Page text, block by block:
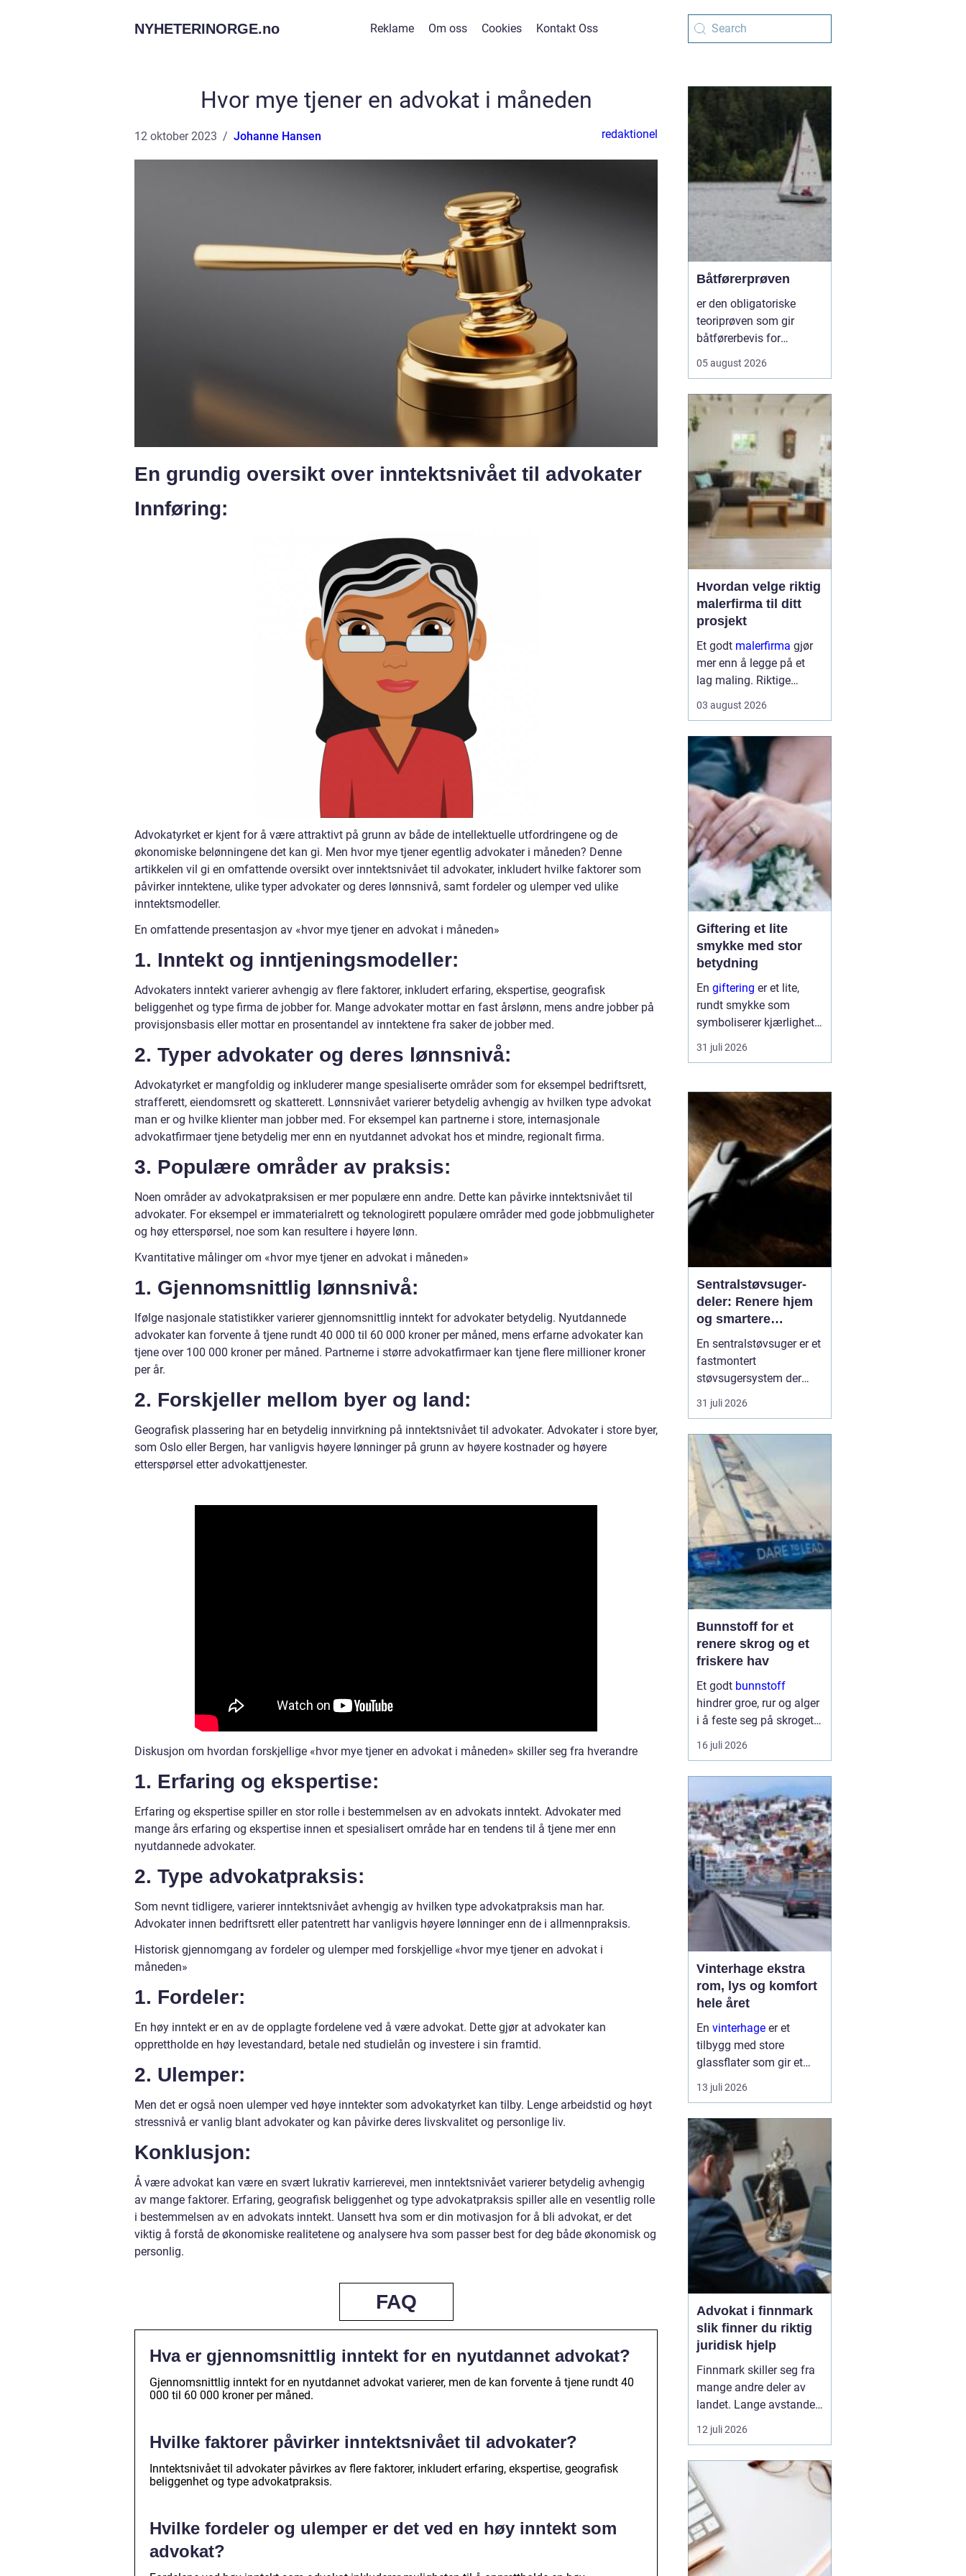
NYHETERINORGE.no Reklame Om oss Cookies Kontakt Oss
Hvor mye tjener en advokat i måneden
12 oktober 2023 Johanne Hansen redaktionel
En grundig oversikt over inntektsnivået til advokater
Innføring:
Advokatyrket er kjent for å være attraktivt på grunn av både de intellektuelle utfordringene og de
økonomiske belønningene det kan gi. Men hvor mye tjener egentlig advokater i måneden? Denne
artikkelen vil gi en omfattende oversikt over inntektsnivået til advokater, inkludert hvilke faktorer som
påvirker inntektene, ulike typer advokater og deres lønnsnivå, samt fordeler og ulemper ved ulike
inntektsmodeller.
En omfattende presentasjon av «hvor mye tjener en advokat i måneden»
1. Inntekt og inntjeningsmodeller:
Advokaters inntekt varierer avhengig av flere faktorer, inkludert erfaring, ekspertise, geografisk
beliggenhet og type firma de jobber for. Mange advokater mottar en fast årslønn, mens andre jobber på
provisjonsbasis eller mottar en prosentandel av inntektene fra saker de jobber med.
2. Typer advokater og deres lønnsnivå:
Advokatyrket er mangfoldig og inkluderer mange spesialiserte områder som for eksempel bedriftsrett,
strafferett, eiendomsrett og skatterett. Lønnsnivået varierer betydelig avhengig av hvilken type advokat
man er og hvilke klienter man jobber med. For eksempel kan partnerne i store, internasjonale
advokatfirmaer tjene betydelig mer enn en nyutdannet advokat hos et mindre, regionalt firma.
3. Populære områder av praksis:
Noen områder av advokatpraksisen er mer populære enn andre. Dette kan påvirke inntektsnivået til
advokater. For eksempel er immaterialrett og teknologirett populære områder med gode jobbmuligheter
og høy etterspørsel, noe som kan resultere i høyere lønn.
Kvantitative målinger om «hvor mye tjener en advokat i måneden»
1. Gjennomsnittlig lønnsnivå:
Ifølge nasjonale statistikker varierer gjennomsnittlig inntekt for advokater betydelig. Nyutdannede
advokater kan forvente å tjene rundt 40 000 til 60 000 kroner per måned, mens erfarne advokater kan
tjene over 100 000 kroner per måned. Partnerne i større advokatfirmaer kan tjene flere millioner kroner
per år.
2. Forskjeller mellom byer og land:
Geografisk plassering har en betydelig innvirkning på inntektsnivået til advokater. Advokater i store byer,
som Oslo eller Bergen, har vanligvis høyere lønninger på grunn av høyere kostnader og høyere
etterspørsel etter advokattjenester.
Diskusjon om hvordan forskjellige «hvor mye tjener en advokat i måneden» skiller seg fra hverandre
1. Erfaring og ekspertise:
Erfaring og ekspertise spiller en stor rolle i bestemmelsen av en advokats inntekt. Advokater med
mange års erfaring og ekspertise innen et spesialisert område har en tendens til å tjene mer enn
nyutdannede advokater.
2. Type advokatpraksis:
Som nevnt tidligere, varierer inntektsnivået avhengig av hvilken type advokatpraksis man har.
Advokater innen bedriftsrett eller patentrett har vanligvis høyere lønninger enn de i allmennpraksis.
Historisk gjennomgang av fordeler og ulemper med forskjellige «hvor mye tjener en advokat i
måneden»
1. Fordeler:
En høy inntekt er en av de opplagte fordelene ved å være advokat. Dette gjør at advokater kan
opprettholde en høy levestandard, betale ned studielån og investere i sin framtid.
2. Ulemper:
Men det er også noen ulemper ved høye inntekter som advokatyrket kan tilby. Lenge arbeidstid og høyt
stressnivå er vanlig blant advokater og kan påvirke deres livskvalitet og personlige liv.
Konklusjon:
Å være advokat kan være en svært lukrativ karrierevei, men inntektsnivået varierer betydelig avhengig
av mange faktorer. Erfaring, geografisk beliggenhet og type advokatpraksis spiller alle en vesentlig rolle
i bestemmelsen av en advokats inntekt. Uansett hva som er din motivasjon for å bli advokat, er det
viktig å forstå de økonomiske realitetene og analysere hva som passer best for deg både økonomisk og
personlig.
FAQ
Hva er gjennomsnittlig inntekt for en nyutdannet advokat?
Gjennomsnittlig inntekt for en nyutdannet advokat varierer, men de kan forvente å tjene rundt 40
000 til 60 000 kroner per måned.
Hvilke faktorer påvirker inntektsnivået til advokater?
Inntektsnivået til advokater påvirkes av flere faktorer, inkludert erfaring, ekspertise, geografisk
beliggenhet og type advokatpraksis.
Hvilke fordeler og ulemper er det ved en høy inntekt som
advokat?
Båtførerprøven
er den obligatoriske
teoriprøven som gir
båtførerbevis for
dokumenterer at føreren
sjøvett, navigasjon, lover
og regler, samt sikkerhet
om bord. For alle som vil
bruke motorbåt lovlig og
trygt, er dette et...
05 august 2026
Hvordan velge riktig
malerfirma til ditt
prosjekt
Et godt malerfirma gjør
mer enn å legge på et
lag maling. Riktige
levetiden på bygget,
og spare både tid og
penger. Samtidig kan feil
valg gi ekstra
kostnader,...
03 august 2026
Giftering et lite
smykke med stor
betydning
En giftering er et lite,
rundt smykke som
symboliserer kjærlighet,
troskap og felles
framtid. Ringen bæres
og blir en synlig
påminnelse om løftet to
mennesker ...
31 juli 2026
Sentralstøvsuger-
deler: Renere hjem
og smartere
rengjøring
En sentralstøvsuger er et
fastmontert
støvsugersystem der
motor og beholder står i
bod, garasje eller teknisk
sugekontakter finnes i
veggene rundt i boligen.
Du kobler bare slangen
til en kontakt, og støvet
transp...
31 juli 2026
Bunnstoff for et
renere skrog og et
friskere hav
Et godt bunnstoff
hindrer groe, rur og alger
i å feste seg på skroget.
Dermed holder båten
bedre fart, bruker mindre
mindre vedlikehold på
land. Samtidig begynner
flere båteiere ...
16 juli 2026
Vinterhage ekstra
rom, lys og komfort
hele året
En vinterhage er et
tilbygg med store
glassflater som gir et
lyst og lunt oppholdsrom
nær hagen, også når
fungere som en ekstra
stue, spiseplass eller
stille son...
13 juli 2026
Advokat i finnmark
slik finner du riktig
juridisk hjelp
Finnmark skiller seg fra
mange andre deler av
landet. Lange avstander,
små lokalsamfunn, sterk
tilknytning til natur og
rettigheter gjør at mange
juridiske spørsmål får en
ekstra dimensjon. Når en
privatperson eller en
bedrift i...
12 juli 2026